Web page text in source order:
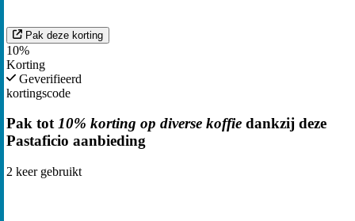
Pak deze korting
10%
Korting
Geverifieerd
kortingscode
Pak tot10% korting op diverse koffie dankzij deze
Pastaficio aanbieding
2 keer gebruikt